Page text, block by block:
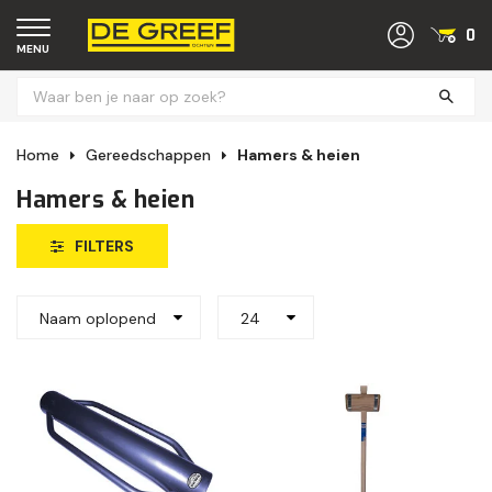
MENU
0
Home Gereedschappen Hamers & heien
Hamers & heien
FILTERS
Naam oplopend 24